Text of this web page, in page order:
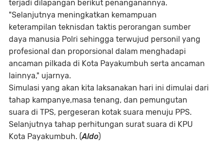
terjadi dilapangan berikut penanganannya.
"Selanjutnya meningkatkan kemampuan
keterampilan teknisdan taktis perorangan sumber
daya manusia Polri sehingga terwujud personil yang
profesional dan proporsional dalam menghadapi
ancaman pilkada di Kota Payakumbuh serta ancaman
lainnya," ujarnya.
Simulasi yang akan kita laksanakan hari ini dimulai dari
tahap kampanye,masa tenang, dan pemungutan
suara di TPS, pergeseran kotak suara menuju PPS.
Selanjutnya tahap perhitungan surat suara di KPU
Kota Payakumbuh. (Aldo)